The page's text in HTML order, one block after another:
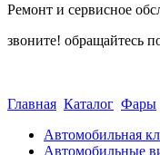
Ремонт и сервисное
звоните! обращайтесь
Главная Каталог Фары
Автомобильная
Автомобильные